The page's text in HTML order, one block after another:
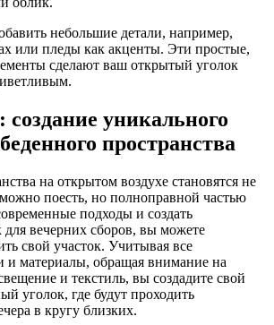
небольшие детали, например,
или пледы как акценты. Эти простые,
сделают ваш открытый уголок
уникального
пространства
на открытом воздухе становятся не
поесть, но полноправной частью
подходы и создать
вечерних сборов, вы можете
свой участок. Учитывая все
и материалы, обращая внимание на
и текстиль, вы создадите свой
уголок, где будут проходить
в кругу близких.